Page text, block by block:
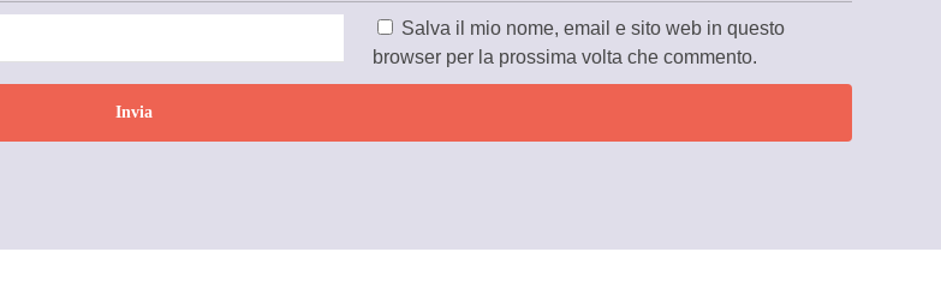
Salva il mio nome, email e sito web in questo
browser per la prossima volta che commento.